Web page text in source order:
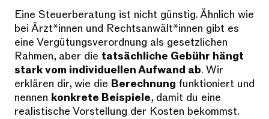
Eine Steuerberatung ist nicht günstig. Ähnlich wie
bei Ärzt*innen und Rechtsanwält*innen gibt es
eine Vergütungsverordnung als gesetzlichen
Rahmen, aber die tatsächliche Gebühr hängt
stark vom individuellen Aufwand ab. Wir
erklären dir, wie die Berechnung funktioniert und
nennen konkrete Beispiele, damit du eine
realistische Vorstellung der Kosten bekommst.